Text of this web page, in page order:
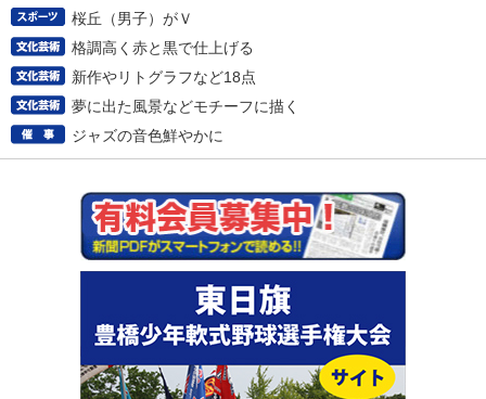
桜丘（男子）がＶ
格調高く赤と黒で仕上げる
新作やリトグラフなど18点
夢に出た風景などモチーフに描く
ジャズの音色鮮やかに